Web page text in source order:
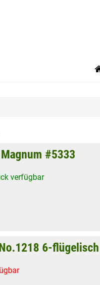
#5333
verfügbar
6-flügelisch